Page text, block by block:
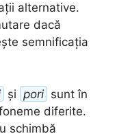
alternative.
dacă
semnificația
și pori sunt în
diferite.
schimbă